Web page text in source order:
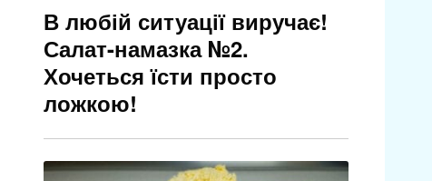
В любій ситуації виручає!
Салат-намазка №2.
Хочеться їсти просто
ложкою!